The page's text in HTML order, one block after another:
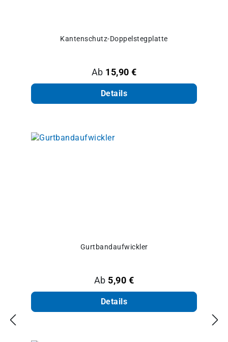
Kantenschutz-Doppelstegplatte
Regulärer Preis:
Ab 15,90 €
Details
Gurtbandaufwickler
Regulärer Preis:
Ab 5,90 €
Details